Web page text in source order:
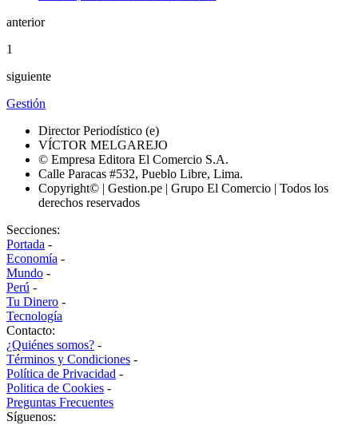
anterior
1
siguiente
Gestión
Director Periodístico (e)
VÍCTOR MELGAREJO
© Empresa Editora El Comercio S.A.
Calle Paracas #532, Pueblo Libre, Lima.
Copyright© | Gestion.pe | Grupo El Comercio | Todos los
derechos reservados
Secciones:
Portada -
Economía -
Mundo -
Perú -
Tu Dinero -
Tecnología
Contacto:
¿Quiénes somos? -
Términos y Condiciones -
Política de Privacidad -
Politica de Cookies -
Preguntas Frecuentes
Síguenos: